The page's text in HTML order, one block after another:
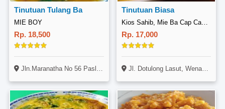
Tinutuan Tulang Ba
MIE BOY
Rp. 18,500
Jln.Maranatha No 56 Paslaten I Lingkungan IV Tomohon Timur
Tinutuan Biasa
Kios Sahib, Mie Ba Cap Cae Sei Tolie 45, Wenang
Rp. 17,000
Jl. Dotulong Lasut, Wenang, Manado